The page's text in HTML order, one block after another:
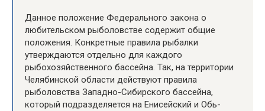
Данное положение Федерального закона о
любительском рыболовстве содержит общие
положения. Конкретные правила рыбалки
утверждаются отдельно для каждого
рыбохозяйственного бассейна. Так, на территории
Челябинской области действуют правила
рыболовства Западно-Сибирского бассейна,
который подразделяется на Енисейский и Обь-